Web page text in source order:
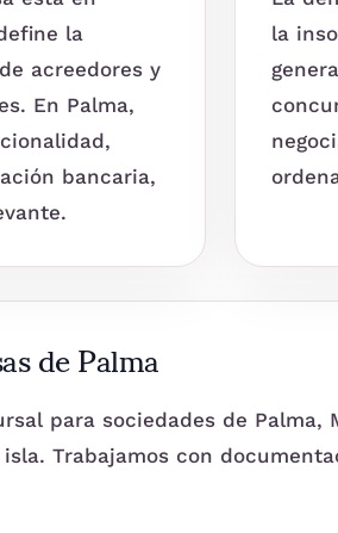
la
acreedores y
En Palma,
bancaria,
la
de Palma
para sociedades de
Trabajamos con